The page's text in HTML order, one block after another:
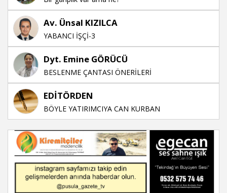
Av. Ünsal KIZILCA
YABANCI İŞÇİ-3
Dyt. Emine GÖRÜCÜ
BESLENME ÇANTASI ÖNERİLERİ
EDİTÖRDEN
BÖYLE YATIRIMCIYA CAN KURBAN